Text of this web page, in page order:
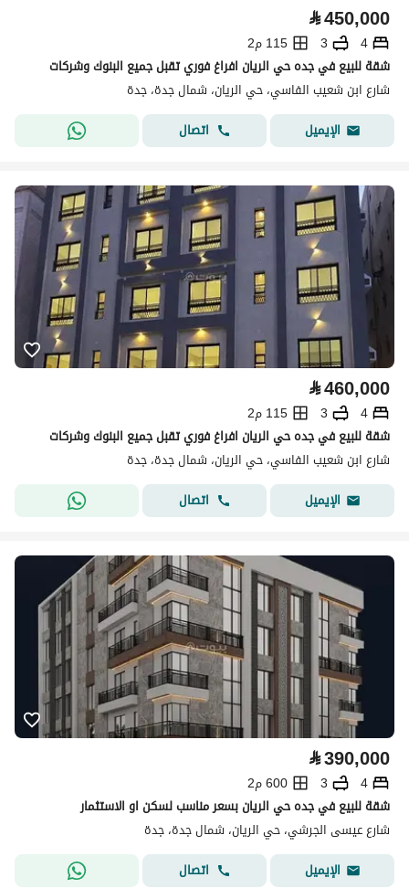
⃁450,000
4
3
115 م2
شقة للبيع في جده حي الريان افراغ فوري تقبل جميع البنوك وشركات
شارع ابن شعيب الفاسي، حي الريان، شمال جدة، جدة
الإيميل
اتصال
⃁460,000
4
3
115 م2
شقة للبيع في جده حي الريان افراغ فوري تقبل جميع البنوك وشركات
شارع ابن شعيب الفاسي، حي الريان، شمال جدة، جدة
الإيميل
اتصال
⃁390,000
4
3
600 م2
شقة للبيع في جده حي الريان بسعر مناسب لسكن او الاستثمار
شارع عيسى الجرشي، حي الريان، شمال جدة، جدة
الإيميل
اتصال